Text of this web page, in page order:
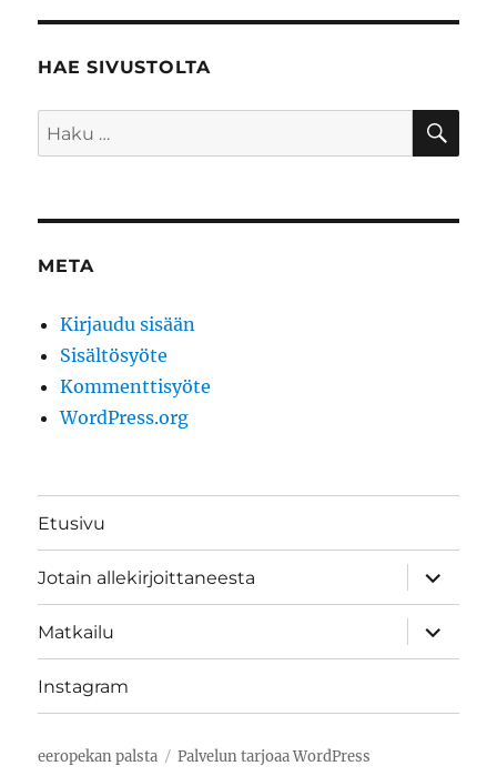
HAE SIVUSTOLTA
Etsi:
META
Kirjaudu sisään
Sisältösyöte
Kommenttisyöte
WordPress.org
Etusivu
Jotain allekirjoittaneesta
näytä
Matkailu
näytä
Instagram
eeropekan palsta Palvelun tarjoaa WordPress